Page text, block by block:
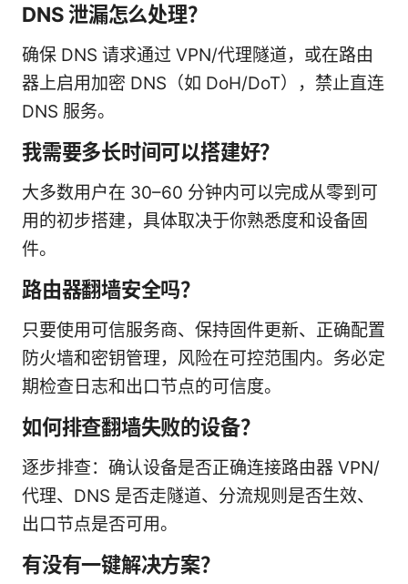
DNS 泄漏怎么处理？
确保 DNS 请求通过 VPN/代理隧道，或在路由
器上启用加密 DNS（如 DoH/DoT），禁止直连
DNS 服务。
我需要多长时间可以搭建好？
大多数用户在 30–60 分钟内可以完成从零到可
用的初步搭建，具体取决于你熟悉度和设备固
件。
路由器翻墙安全吗？
只要使用可信服务商、保持固件更新、正确配置
防火墙和密钥管理，风险在可控范围内。务必定
期检查日志和出口节点的可信度。
如何排查翻墙失败的设备？
逐步排查：确认设备是否正确连接路由器 VPN/
代理、DNS 是否走隧道、分流规则是否生效、
出口节点是否可用。
有没有一键解决方案？